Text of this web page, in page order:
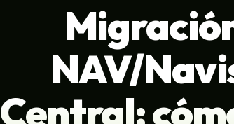
NAV/
Central: